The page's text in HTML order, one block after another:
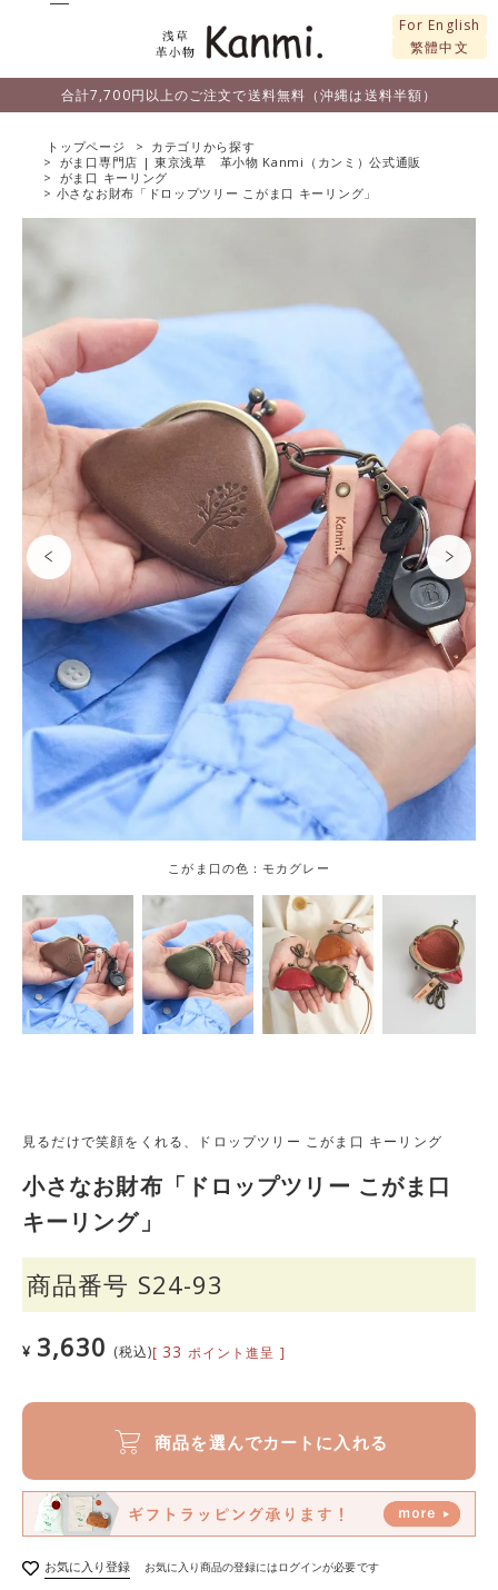
For English
繁體中文
合計7,700円以上のご注文で送料無料（沖縄は送料半額）
トップページ
カテゴリから探す
がま口専門店 | 東京浅草 革小物 Kanmi（カンミ）公式通販
がま口 キーリング
小さなお財布「ドロップツリー こがま口 キーリング」
こがま口の色：モカグレー
見るだけで笑顔をくれる、ドロップツリー こがま口 キーリング
小さなお財布「ドロップツリー こがま口
キーリング」
商品番号 S24-93
¥ 3,630 税込 [ 33 ポイント進呈 ]
商品を選んでカートに入れる
お気に入り登録 お気に入り商品の登録にはログインが必要です